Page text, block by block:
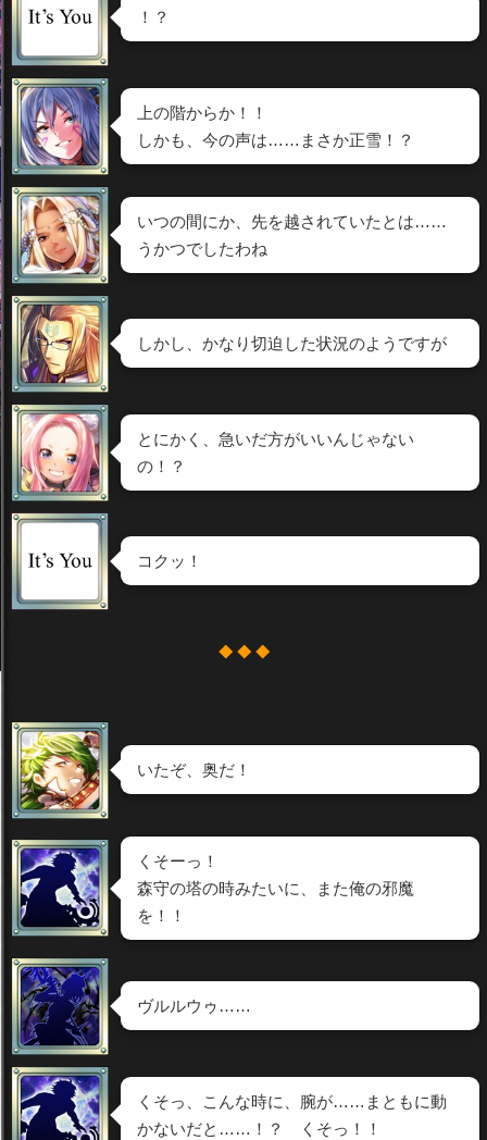
！？
上の階からか！！
しかも、今の声は……まさか正雪！？
いつの間にか、先を越されていたとは……
うかつでしたわね
しかし、かなり切迫した状況のようですが
とにかく、急いだ方がいいんじゃない
の！？
コクッ！
◆ ◆ ◆
いたぞ、奥だ！
くそーっ！
森守の塔の時みたいに、また俺の邪魔
を！！
ヴルルウゥ……
くそっ、こんな時に、腕が……まともに動
かないだと……！？ くそっ！！